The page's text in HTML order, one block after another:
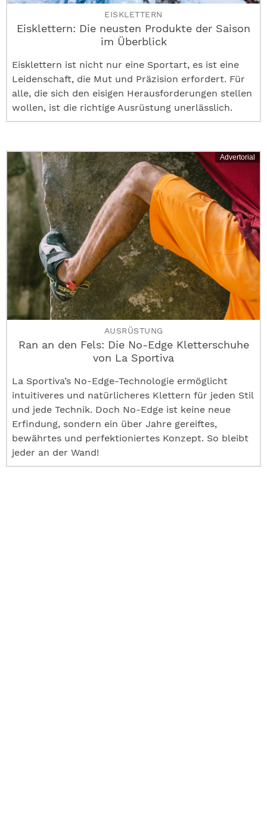
EISKLETTERN
Eisklettern: Die neusten Produkte der Saison
im Überblick
Eisklettern ist nicht nur eine Sportart, es ist eine
Leidenschaft, die Mut und Präzision erfordert. Für
alle, die sich den eisigen Herausforderungen stellen
wollen, ist die richtige Ausrüstung unerlässlich.
AUSRÜSTUNG
Ran an den Fels: Die No-Edge Kletterschuhe
von La Sportiva
La Sportiva’s No-Edge-Technologie ermöglicht
intuitiveres und natürlicheres Klettern für jeden Stil
und jede Technik. Doch No-Edge ist keine neue
Erfindung, sondern ein über Jahre gereiftes,
bewährtes und perfektioniertes Konzept. So bleibt
jeder an der Wand!